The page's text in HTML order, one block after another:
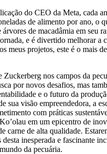
do CEO da Meta, cada
de alimento por ano, o
de macadâmia em seu
e é divertido melhorar a
meus projetos, este é o mais
Zuckerberg nos campos da
por novos desafios, mas
e o futuro da
sua visão empreendedora, a
com práticas
em um epicentro de
carne de alta qualidade.
inesperada e fascinante
da pecuária.